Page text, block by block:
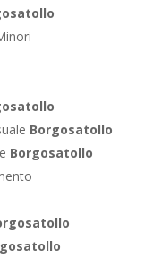
Borgosatollo
Borgosatollo